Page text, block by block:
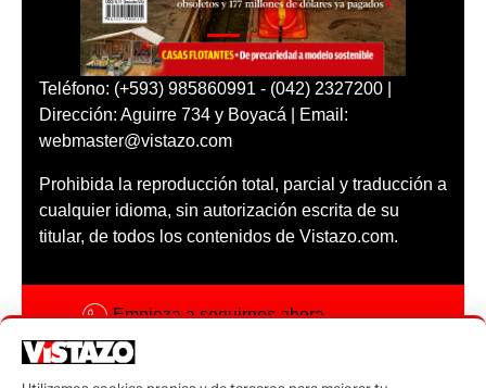
Teléfono: (+593) 985860991 - (042) 2327200 |
Dirección: Aguirre 734 y Boyacá | Email:
webmaster@vistazo.com
Prohibida la reproducción total, parcial y traducción a
cualquier idioma, sin autorización escrita de su
titular, de todos los contenidos de Vistazo.com.
Empieza a seguirnos ahora